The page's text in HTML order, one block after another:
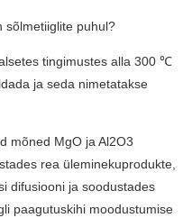
sõlmetiiglite puhul?
tingimustes alla 300 ℃
ja seda nimetatakse
mõned MgO ja Al2O3
rea üleminekuprodukte,
difusiooni ja soodustades
paagutuskihi moodustumise